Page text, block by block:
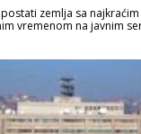
zemlja sa najkraćim
vremenom na javnim